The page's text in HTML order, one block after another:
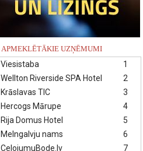
APMEKLĒTĀKIE UZŅĒMUMI
1
Viesistaba
2
Wellton Riverside SPA Hotel
3
Krāslavas TIC
4
Hercogs Mārupe
5
Rija Domus Hotel
6
Melngalvju nams
7
CelojumuBode.lv